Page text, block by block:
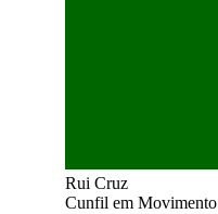
Rui Cruz
Cunfil em Movimento